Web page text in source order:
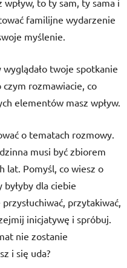
to ty sam, ty sama i
familijne wydarzenie
myślenie.
wyglądało twoje spotkanie
rozmawiacie, co
elementów masz wpływ.
o tematach rozmowy.
musi być zbiorem
lat. Pomyśl, co wiesz o
dla ciebie
przytakiwać,
inicjatywę i spróbuj.
nie zostanie
i się uda?